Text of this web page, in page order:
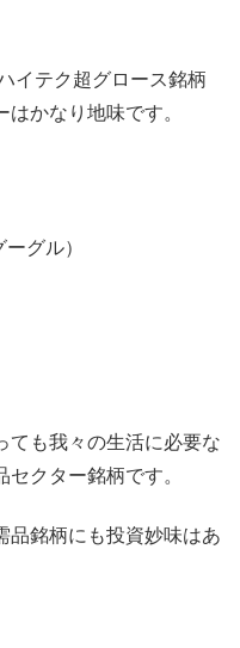
イテク超グロース銘柄
かなり地味です。
グル）
ても我々の生活に必要な
クター銘柄です。
品銘柄にも投資妙味はあ